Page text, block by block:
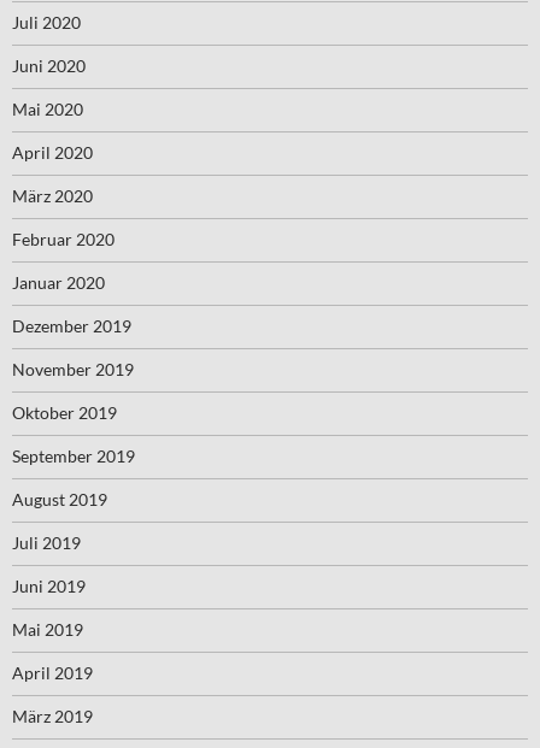
Juli 2020
Juni 2020
Mai 2020
April 2020
März 2020
Februar 2020
Januar 2020
Dezember 2019
November 2019
Oktober 2019
September 2019
August 2019
Juli 2019
Juni 2019
Mai 2019
April 2019
März 2019